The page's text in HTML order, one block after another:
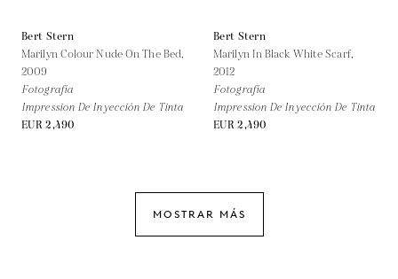
Bert Stern
Marilyn Colour Nude On The Bed,
2009
Fotografía
Impression De Inyección De Tinta
EUR 2,490
Bert Stern
Marilyn In Black White Scarf,
2012
Fotografía
Impression De Inyección De Tinta
EUR 2,490
MOSTRAR MÁS